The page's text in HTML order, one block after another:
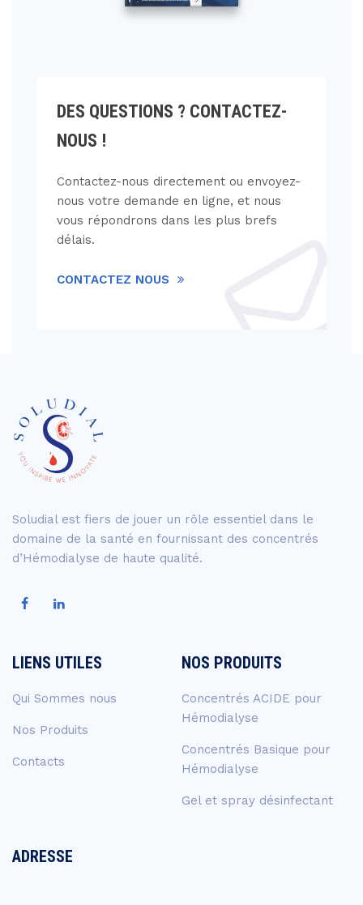
DES QUESTIONS ? CONTACTEZ-
NOUS !
Contactez-nous directement ou envoyez-
nous votre demande en ligne, et nous
vous répondrons dans les plus brefs
délais.
CONTACTEZ NOUS
Soludial est fiers de jouer un rôle essentiel dans le
domaine de la santé en fournissant des concentrés
d’Hémodialyse de haute qualité.
LIENS UTILES
Qui Sommes nous
Nos Produits
Contacts
NOS PRODUITS
Concentrés ACIDE pour
Hémodialyse
Concentrés Basique pour
Hémodialyse
Gel et spray désinfectant
ADRESSE